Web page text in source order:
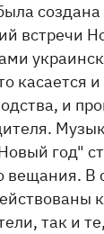
создана
встречи
касается
и
год"
вещания. В
так и